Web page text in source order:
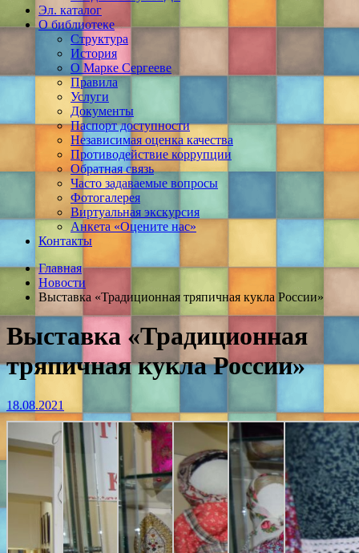
Эл. каталог
О библиотеке
Структура
История
О Марке Сергееве
Правила
Услуги
Документы
Паспорт доступности
Независимая оценка качества
Противодействие коррупции
Обратная связь
Часто задаваемые вопросы
Фотогалерея
Виртуальная экскурсия
Анкета «Оцените нас»
Контакты
Главная
Новости
Выставка «Традиционная тряпичная кукла России»
Выставка «Традиционная
тряпичная кукла России»
18.08.2021